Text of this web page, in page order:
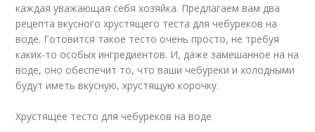
каждая уважающая себя хозяйка. Предлагаем вам два
рецепта вкусного хрустящего теста для чебуреков на
воде. Готовится такое тесто очень просто, не требуя
каких-то особых ингредиентов. И, даже замешанное на на
воде, оно обеспечит то, что ваши чебуреки и холодными
будут иметь вкусную, хрустящую корочку.
Хрустящее тесто для чебуреков на воде